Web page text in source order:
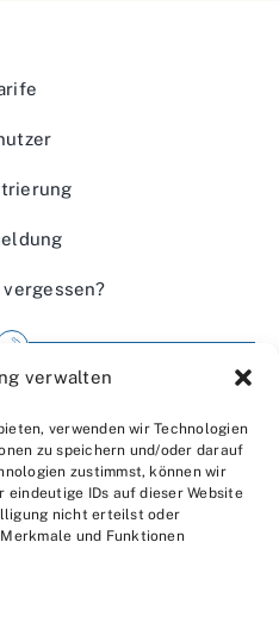
verwalten
verwenden wir Technologien
zu speichern und/oder darauf
zustimmst, können wir
IDs auf dieser Website
nicht erteilst oder
und Funktionen
uns